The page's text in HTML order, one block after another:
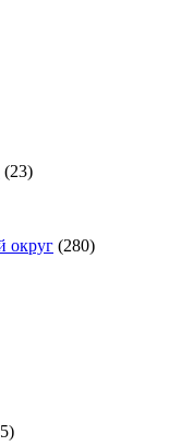
(23)
округ (280)